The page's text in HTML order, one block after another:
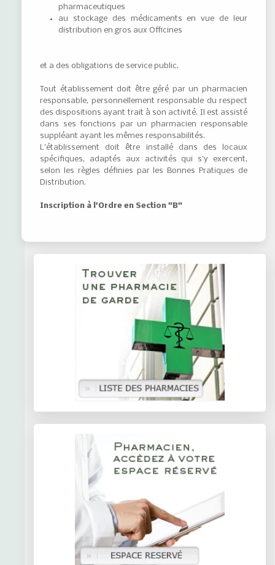
pharmaceutiques
au stockage des médicaments en vue de leur
distribution en gros aux Officines
et a des obligations de service public.
Tout établissement doit être géré par un pharmacien
responsable, personnellement responsable du respect
des dispositions ayant trait à son activité. Il est assisté
dans ses fonctions par un pharmacien responsable
suppléant ayant les mêmes responsabilités.
L'établissement doit être installé dans des locaux
spécifiques, adaptés aux activités qui s'y exercent,
selon les règles définies par les Bonnes Pratiques de
Distribution.
Inscription à l'Ordre en Section "B"